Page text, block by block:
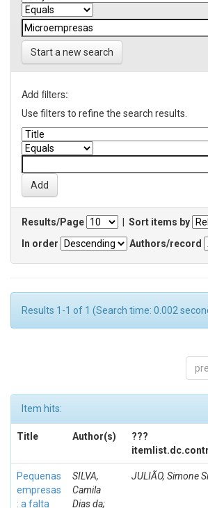
Start a new search
Add filters:
Use filters to refine the search results.
Results/Page
Sort items by
In order
Authors/record
Results 1-1 of 1 (Search time: 0.002
Item hits:
Title Author(s)
???
Pequenas
empresas
: a falta
SILVA,
Camila
Dias da;
JULIÃO, Simone